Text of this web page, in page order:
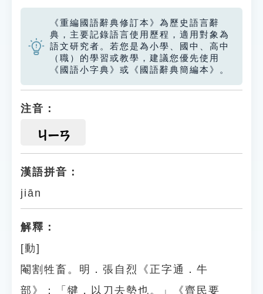
《重編國語辭典修訂本》為歷史語言辭
典，主要記錄語言使用歷程，適用對象為
語文研究者。若您是為小學、國中、高中
（職）的學習或教學，建議您優先使用
《國語小字典》或《國語辭典簡編本》。
注音：
ㄐㄧㄢ
漢語拼音：
jiān
解釋：
[動]
閹割牲畜。明．張自烈《正字通．牛
部》：「犍，以刀去勢也。」《齊民要